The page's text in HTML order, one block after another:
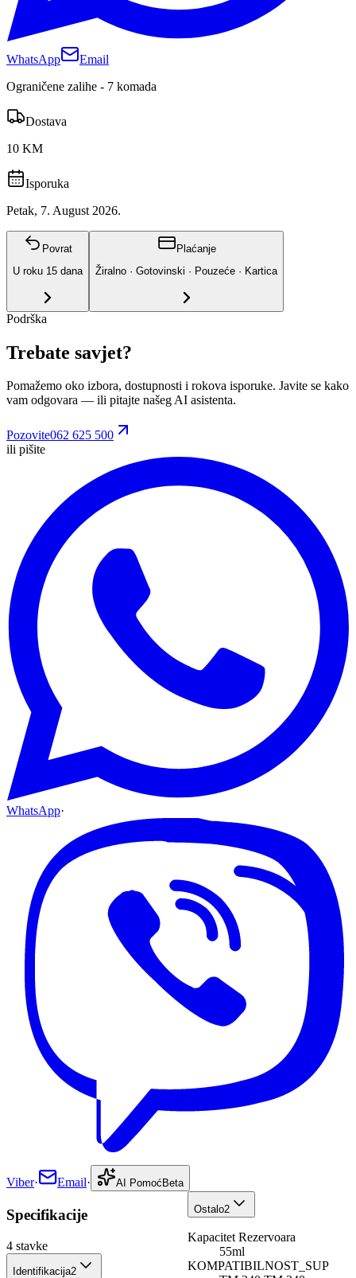
WhatsApp
Email
Ograničene zalihe - 7 komada
Dostava
10 KM
Isporuka
Petak, 7. August 2026.
Povrat
U roku 15 dana
Plaćanje
Žiralno · Gotovinski · Pouzeće · Kartica
Podrška
Trebate savjet?
Pomažemo oko izbora, dostupnosti i rokova isporuke. Javite se kako
vam odgovara — ili pitajte našeg AI asistenta.
Pozovite062 625 500
ili pišite
WhatsApp·
Viber· Email· AI Pomoć Beta
Specifikacije
4 stavke
Identifikacija2
Ostalo2
Kapacitet Rezervoara
55ml
KOMPATIBILNOST_SUP